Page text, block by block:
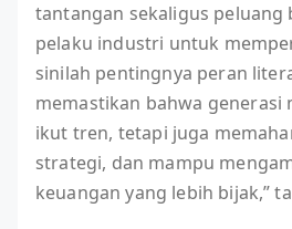
tantangan sekaligus peluang
pelaku industri untuk
sinilah pentingnya peran
memastikan bahwa generasi
ikut tren, tetapi juga
strategi, dan mampu
keuangan yang lebih bijak,”